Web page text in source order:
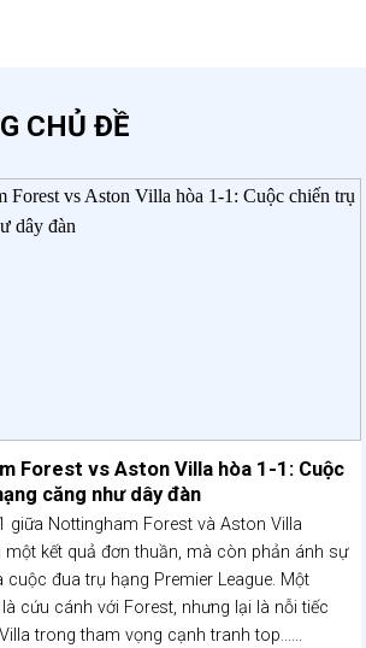
CHỦ ĐỀ
Forest vs Aston Villa hòa 1-1: Cuộc
căng như dây đàn
giữa Nottingham Forest và Aston Villa
một kết quả đơn thuần, mà còn phản ánh sự
cuộc đua trụ hạng Premier League. Một
cứu cánh với Forest, nhưng lại là nỗi tiếc
trong tham vọng cạnh tranh top......